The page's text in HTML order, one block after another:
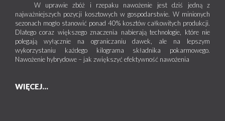
W uprawie zbóż i rzepaku nawożenie jest dziś jedną z
najważniejszych pozycji kosztowych w gospodarstwie. W minionych
sezonach mogło stanowić ponad 40% kosztów całkowitych produkcji.
Dlatego coraz większego znaczenia nabierają technologie, które nie
polegają wyłącznie na ograniczaniu dawek, ale na lepszym
wykorzystaniu każdego kilograma składnika pokarmowego.
Nawożenie hybrydowe – jak zwiększyć efektywność nawożenia
WIĘCEJ...